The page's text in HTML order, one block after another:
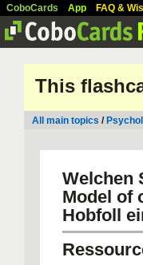
CoboCards App FAQ &
This
All main topics /
Welchen
Model of
Hobfoll